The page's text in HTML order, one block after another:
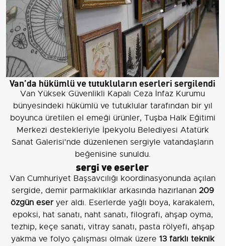
Van’da hükümlü ve tutukluların eserleri sergilendi
Van Yüksek Güvenlikli Kapalı Ceza İnfaz Kurumu
bünyesindeki hükümlü ve tutuklular tarafından bir yıl
boyunca üretilen el emeği ürünler, Tuşba Halk Eğitimi
Merkezi destekleriyle İpekyolu Belediyesi Atatürk
Sanat Galerisi'nde düzenlenen sergiyle vatandaşların
beğenisine sunuldu.
sergi ve eserler
Van Cumhuriyet Başsavcılığı koordinasyonunda açılan
sergide, demir parmaklıklar arkasında hazırlanan 209
özgün eseryer aldı. Eserlerde yağlı boya, karakalem,
epoksi, hat sanatı, naht sanatı, filografi, ahşap oyma,
tezhip, keçe sanatı, vitray sanatı, pasta rölyefi, ahşap
yakma ve folyo çalışması olmak üzere 13 farklı teknik